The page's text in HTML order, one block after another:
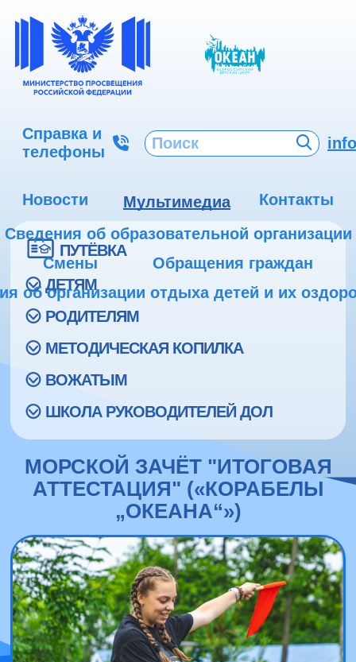
Справка и
телефоны
Новости Мультимедиа
Контакты
Сведения об образовательной организации
Смены
Обращения граждан
об организации отдыха детей и их
ПУТЁВКА
ДЕТЯМ
РОДИТЕЛЯМ
МЕТОДИЧЕСКАЯ КОПИЛКА
ВОЖАТЫМ
ШКОЛА РУКОВОДИТЕЛЕЙ ДОЛ
МОРСКОЙ ЗАЧЁТ "ИТОГОВАЯ
АТТЕСТАЦИЯ" («КОРАБЕЛЫ
„ОКЕАНА“»)